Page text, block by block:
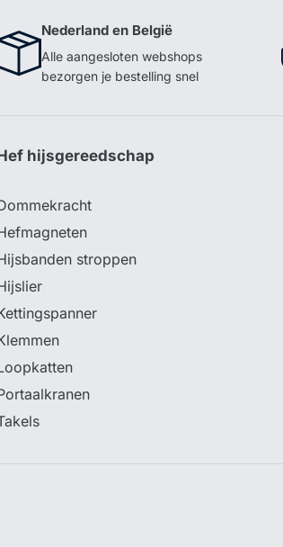
Nederland en België
Alle aangesloten webshops
bezorgen je bestelling snel
hijsgereedschap
stroppen